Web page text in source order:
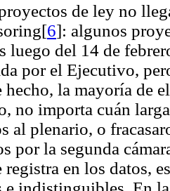
de ley no
6]: algunos
luego del 14 de
por el Ejecutivo,
hecho, la mayoría de
no importa cuán
al plenario, o
por la segunda
registra en los datos,